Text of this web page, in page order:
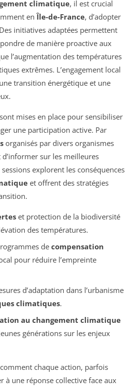
climatique, il est crucial
enÎle-de-France, d’adopter
initiatives adaptées permettent
de manière proactive aux
l’augmentation des températures
extrêmes. L’engagement local
transition énergétique et une
mises en place pour sensibiliser
une participation active. Par
organisés par divers organismes
sur les meilleures
explorent les conséquences
et offrent des stratégies
et protection de la biodiversité
des températures.
de compensation
pour réduire l’empreinte
d’adaptation dans l’urbanisme
climatiques.
au changement climatique
générations sur les enjeux
chaque action, parfois
à une réponse collective face aux